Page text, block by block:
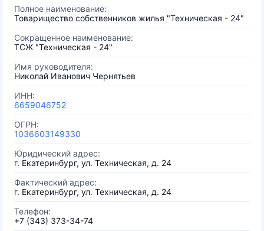
Полное наименование:
Товарищество собственников жилья "Техническая - 24"
Сокращенное наименование:
ТСЖ "Техническая - 24"
Имя руководителя:
Николай Иванович Чернятьев
ИНН:
6659046752
ОГРН:
1036603149330
Юридический адрес:
г. Екатеринбург, ул. Техническая, д. 24
Фактический адрес:
г. Екатеринбург, ул. Техническая, д. 24
Телефон:
+7 (343) 373-34-74